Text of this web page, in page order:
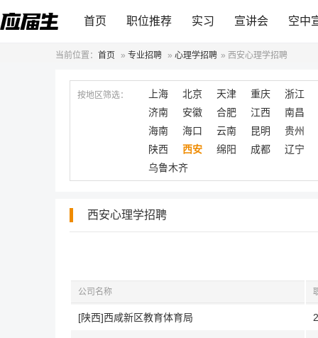
首页 职位推荐 实习 宣讲会 空中
当前位置： 首页 » 专业招聘 » 心理学招聘 » 西安心理学招聘
按地区筛选： 上海 北京 天津 重庆
浙江
济南
安徽 合肥 江西
南昌
海南
海口 云南 昆明
贵州
陕西
西安 绵阳 成都
辽宁
乌鲁木齐
西安心理学招聘
公司名称
[陕西]西咸新区教育体育局